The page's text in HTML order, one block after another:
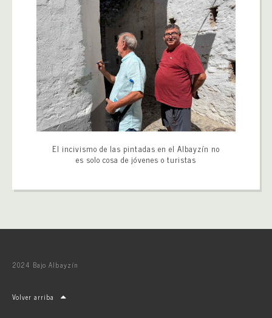
El incivismo de las pintadas en el Albayzín no
es solo cosa de jóvenes o turistas
2024 Bajo Albayzín
Volver arriba